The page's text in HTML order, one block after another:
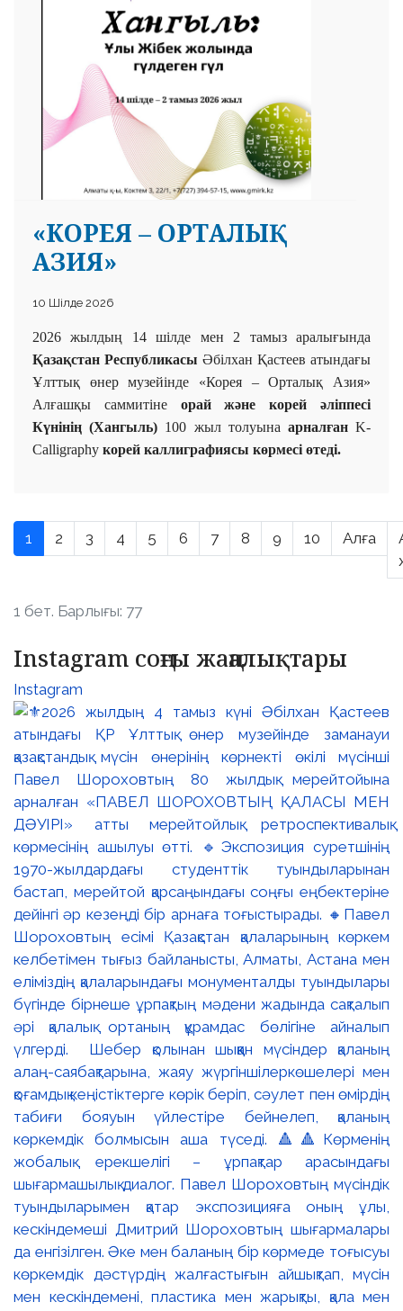
«КОРЕЯ – ОРТАЛЫҚ
АЗИЯ»
10 Шілде 2026
2026 жылдың 14 шілде мен 2 тамыз аралығында
Қазақстан Республикасы Әбілхан Қастеев атындағы
Ұлттық өнер музейінде «Корея – Орталық Азия»
Алғашқы саммитіне орай және
корей әліппесі
Күнінің (Хангыль) 100 жыл толуына арналғанK-
Calligraphy корей каллиграфиясы көрмесі өтеді.
1 2 3 4 5 6 7 8 9 10 Алға
1 бет. Барлығы: 77
Instagram соңғы жаңалықтары
Instagram